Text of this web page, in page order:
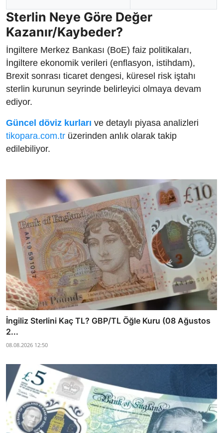
Sterlin Neye Göre Değer
Kazanır/Kaybeder?
İngiltere Merkez Bankası (BoE) faiz politikaları,
İngiltere ekonomik verileri (enflasyon, istihdam),
Brexit sonrası ticaret dengesi, küresel risk iştahı
sterlin kurunun seyrinde belirleyici olmaya devam
ediyor.
Güncel döviz kurları ve detaylı piyasa analizleri
tikopara.com.tr üzerinden anlık olarak takip
edilebiliyor.
İngiliz Sterlini Kaç TL? GBP/TL Öğle Kuru (08 Ağustos
2...
08.08.2026 12:50